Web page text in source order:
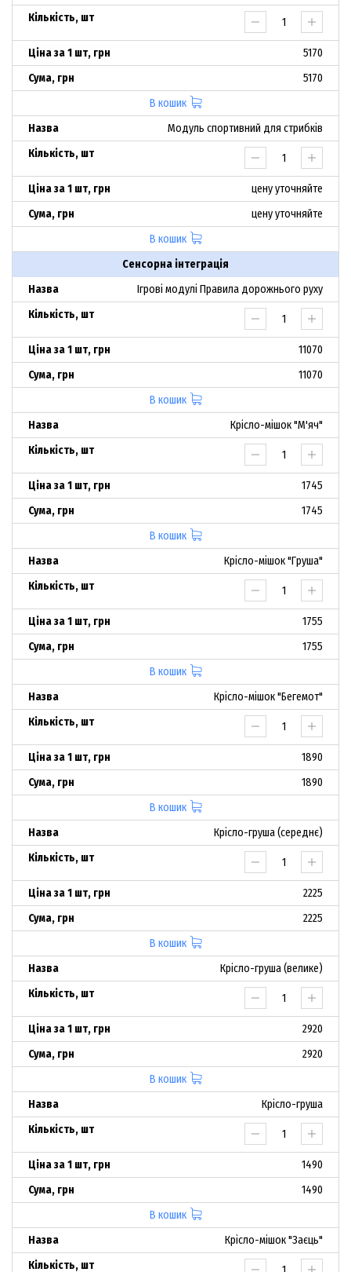
5170
5170
В кошик
Модуль спортивний для стрибків
цену уточняйте
цену уточняйте
В кошик
Сенсорна інтеграція
Ігрові модулі Правила дорожнього руху
11070
11070
В кошик
Крісло-мішок "М'яч"
1745
1745
В кошик
Крісло-мішок "Груша"
1755
1755
В кошик
Крісло-мішок "Бегемот"
1890
1890
В кошик
Крісло-груша (середнє)
2225
2225
В кошик
Крісло-груша (велике)
2920
2920
В кошик
Крісло-груша
1490
1490
В кошик
Крісло-мішок "Заєць"